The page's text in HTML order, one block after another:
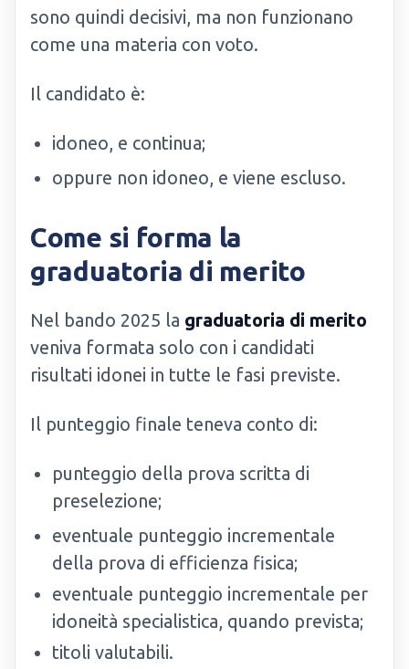
sono quindi decisivi, ma non funzionano
come una materia con voto.
Il candidato è:
idoneo, e continua;
oppure non idoneo, e viene escluso.
Come si forma la
graduatoria di merito
Nel bando 2025 la graduatoria di merito
veniva formata solo con i candidati
risultati idonei in tutte le fasi previste.
Il punteggio finale teneva conto di:
punteggio della prova scritta di
preselezione;
eventuale punteggio incrementale
della prova di efficienza fisica;
eventuale punteggio incrementale per
idoneità specialistica, quando prevista;
titoli valutabili.